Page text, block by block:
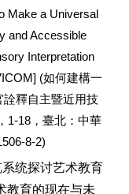
Make a Universal
and Accessible
Interpretation
(如何建構一
釋自主暨近用技
1-18，臺北：中華
8-2)
统探讨艺术教育
教育的现在与未